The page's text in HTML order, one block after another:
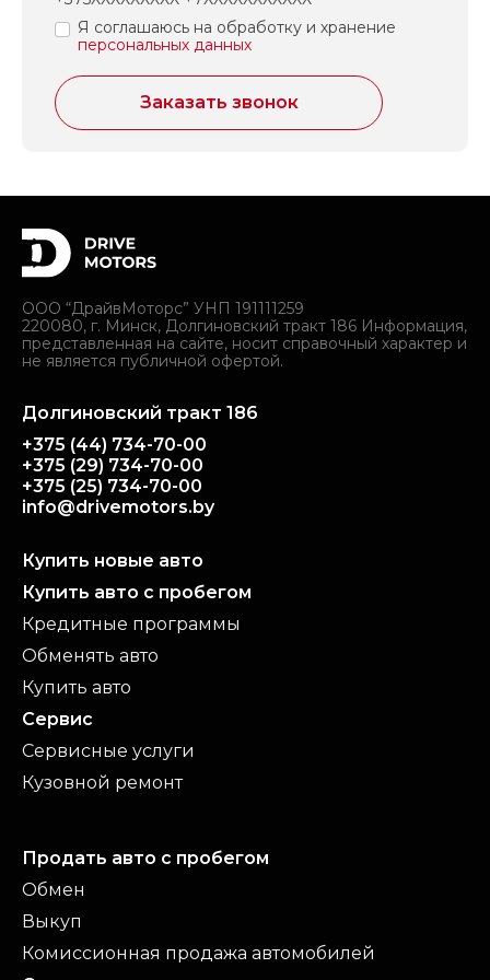
Я соглашаюсь на обработку и хранение
персональных данных
Заказать звонок
ООО “ДрайвМоторс” УНП 191111259
220080, г. Минск, Долгиновский тракт 186 Информация,
представленная на сайте, носит справочный характер и
не является публичной офертой.
Долгиновский тракт 186
+375 (44) 734-70-00
+375 (29) 734-70-00
+375 (25) 734-70-00
info@drivemotors.by
Купить новые авто
Купить авто с пробегом
Кредитные программы
Обменять авто
Купить авто
Сервис
Сервисные услуги
Кузовной ремонт
Продать авто с пробегом
Обмен
Выкуп
Комиссионная продажа автомобилей